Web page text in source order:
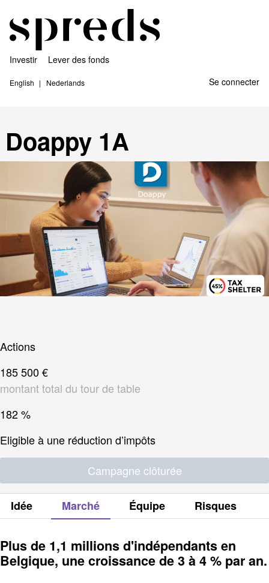
Investir Lever des fonds
English Nederlands Se connecter
Doappy 1A
Actions
185 500 €
montant total du tour de table
182 %
Eligible à une réduction d’impôts
Campagne clôturée
Idée Marché Équipe Risques
Plus de 1,1 millions d'indépendants en
Belgique, une croissance de 3 à 4 % par an.